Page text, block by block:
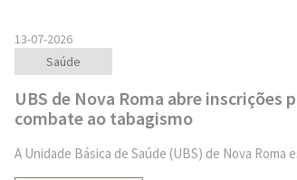
13-07-2026
Saúde
UBS de Nova Roma abre inscrições
combate ao tabagismo
A Unidade Básica de Saúde (UBS) de Nova Roma